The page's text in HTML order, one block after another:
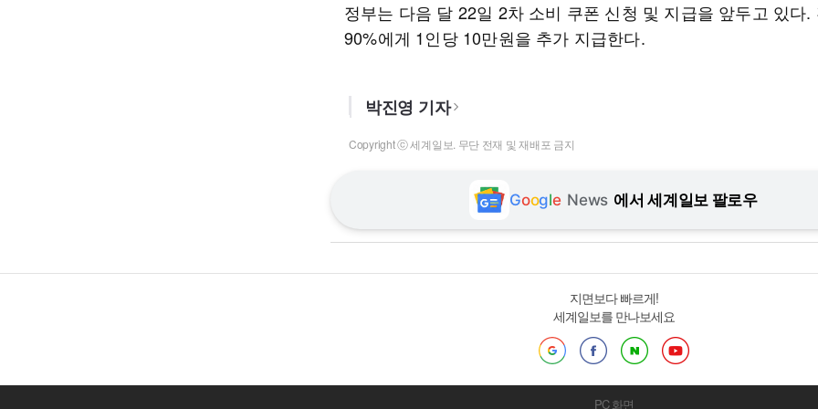
정부는 다음 달 22일 2차 소비 쿠폰 신청 및 지급을 앞두고 있다.
90%에게 1인당 10만원을 추가 지급한다.
박진영 기자
Copyright ⓒ 세계일보. 무단 전재 및 재배포 금지
Google News 에서 세계일보 팔로우
지면보다 빠르게!
세계일보를 만나보세요
PC 화면